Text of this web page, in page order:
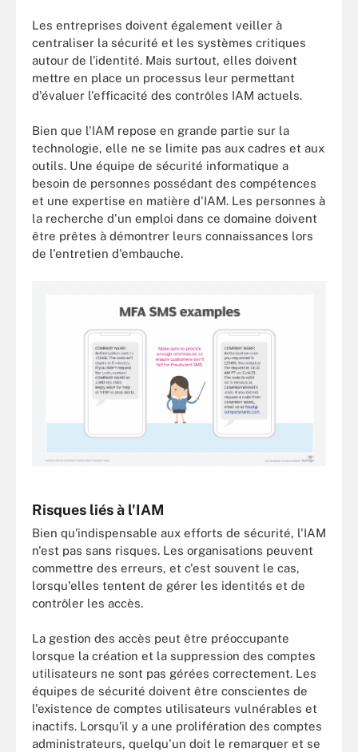
Les entreprises doivent également veiller à
centraliser la sécurité et les systèmes critiques
autour de l'identité. Mais surtout, elles doivent
mettre en place un processus leur permettant
d'évaluer l'efficacité des contrôles IAM actuels.
Bien que l'IAM repose en grande partie sur la
technologie, elle ne se limite pas aux cadres et aux
outils. Une équipe de sécurité informatique a
besoin de personnes possédant des compétences
et une expertise en matière d'IAM. Les personnes à
la recherche d'un emploi dans ce domaine doivent
être prêtes à démontrer leurs connaissances lors
de l'entretien d'embauche.
Risques liés à l'IAM
Bien qu'indispensable aux efforts de sécurité, l'IAM
n'est pas sans risques. Les organisations peuvent
commettre des erreurs, et c'est souvent le cas,
lorsqu'elles tentent de gérer les identités et de
contrôler les accès.
La gestion des accès peut être préoccupante
lorsque la création et la suppression des comptes
utilisateurs ne sont pas gérées correctement. Les
équipes de sécurité doivent être conscientes de
l'existence de comptes utilisateurs vulnérables et
inactifs. Lorsqu'il y a une prolifération des comptes
administrateurs, quelqu'un doit le remarquer et se